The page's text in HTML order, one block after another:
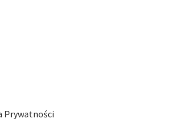
Prywatności